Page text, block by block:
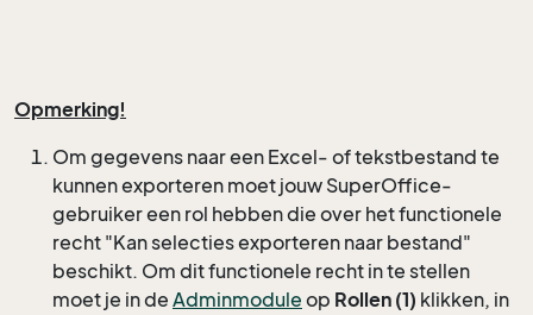
Opmerking!
Om gegevens naar een Excel- of tekstbestand te
kunnen exporteren moet jouw SuperOffice-
gebruiker een rol hebben die over het functionele
recht "Kan selecties exporteren naar bestand"
beschikt. Om dit functionele recht in te stellen
moet je in de Adminmodule op Rollen (1) klikken, in